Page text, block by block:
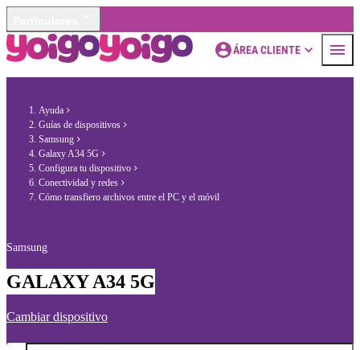
ÁREA CLIENTE
Ayuda
Guías de dispositivos
Samsung
Galaxy A34 5G
Configura tu dispositivo
Conectividad y redes
Cómo transfiero archivos entre el PC y el móvil
Samsung
GALAXY A34 5G
Cambiar dispositivo